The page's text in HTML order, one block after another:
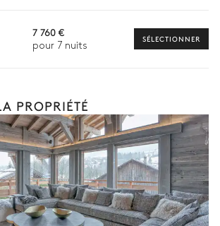
Terrasse
Coffre-fort
et excursions
proposés peuvent varier selon la
ou la disponibilité. Notre conciergerie
les offres disponibles pour votre séjour.
7 760 €
pour 7 nuits
SÉLECTIONNER
PROPRIÉTÉ